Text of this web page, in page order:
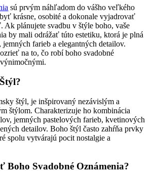
sú prvým náhľadom do vášho veľkého
krásne, osobité a dokonale vyjadrovať
Ak plánujete svadbu v štýle boho, vaše
by mali odrážať túto estetiku, ktorá je plná
farieb a elegantných detailov.
na to, čo robí boho svadobné
štýl, je inšpirovaný nezávislým a
štýlom. Charakterizuje ho kombinácia
jemných pastelových farieb, kvetinových
detailov. Boho štýl často zahŕňa prvky
spolu vytvárajú pocit nostalgie a
Boho Svadobné Oznámenia?